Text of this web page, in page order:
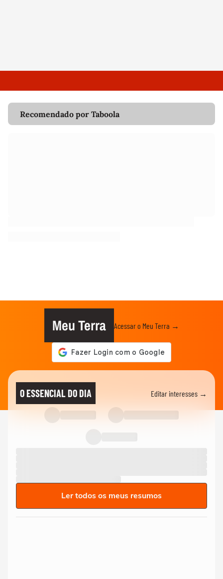
Recomendado por Taboola
Meu Terra Acessar o Meu Terra →
O ESSENCIAL DO DIA Editar interesses →
Ler todos os meus resumos